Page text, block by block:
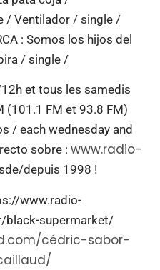
/ Ventilador / single /
: Somos los hijos del
/ single /
et tous les samedis
(101.1 FM et 93.8 FM)
/ each wednesday and
sobre : www.radio-
depuis 1998 !
www.radio-
supermarket/
cédric-sabor-